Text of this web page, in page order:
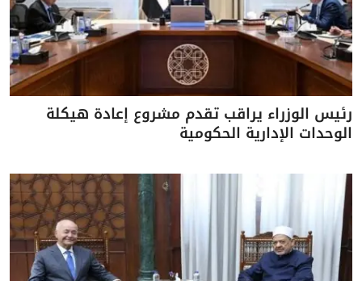
رئيس الوزراء يراقب تقدم مشروع إعادة هيكلة
الوحدات الإدارية الحكومية